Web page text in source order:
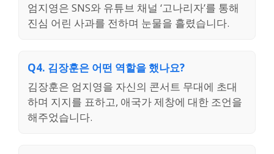
엄지영은 SNS와 유튜브 채널 ‘고나리자’를 통해
진심 어린 사과를 전하며 눈물을 흘렸습니다.
Q4. 김장훈은 어떤 역할을 했나요?
김장훈은 엄지영을 자신의 콘서트 무대에 초대
하며 지지를 표하고, 애국가 제창에 대한 조언을
해주었습니다.